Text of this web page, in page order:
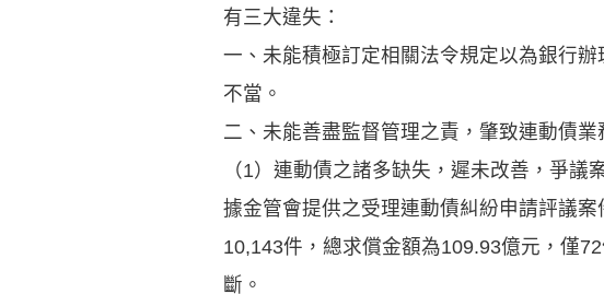
有三大違失：
一、未能積極訂定相關法令規定以為銀行
不當。
二、未能善盡監督管理之責，肇致連動債
（1）連動債之諸多缺失，遲未改善，爭議
據金管會提供之受理連動債糾紛申請評議
10,143件，總求償金額為109.93億元，僅
斷。